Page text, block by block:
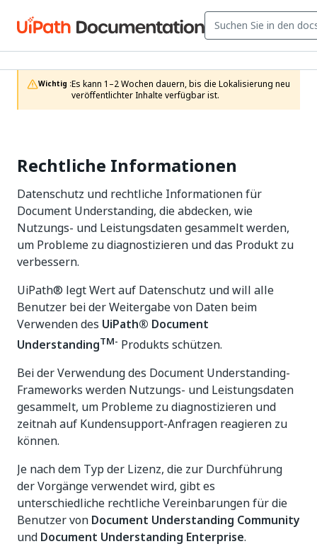
Wichtig :Es kann 1–2 Wochen dauern, bis die Lokalisierung neu
veröffentlichter Inhalte verfügbar ist.
Rechtliche Informationen
Datenschutz und rechtliche Informationen für
Document Understanding, die abdecken, wie
Nutzungs- und Leistungsdaten gesammelt werden,
um Probleme zu diagnostizieren und das Produkt zu
verbessern.
UiPath® legt Wert auf Datenschutz und will alle
Benutzer bei der Weitergabe von Daten beim
Verwenden des UiPath® Document
UnderstandingTM- Produkts schützen.
Bei der Verwendung des Document Understanding-
Frameworks werden Nutzungs- und Leistungsdaten
gesammelt, um Probleme zu diagnostizieren und
zeitnah auf Kundensupport-Anfragen reagieren zu
können.
Je nach dem Typ der Lizenz, die zur Durchführung
der Vorgänge verwendet wird, gibt es
unterschiedliche rechtliche Vereinbarungen für die
Benutzer von Document Understanding Community
und Document Understanding Enterprise.